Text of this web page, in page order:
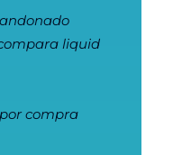
liquid
compra